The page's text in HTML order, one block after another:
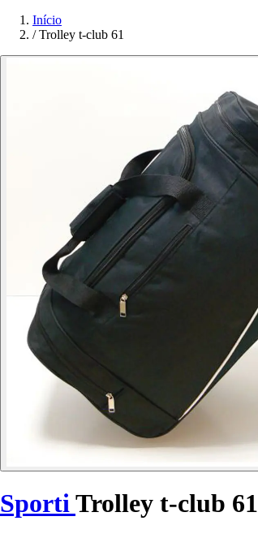
Início
/ Trolley t-club 61
Sporti Trolley t-club 61